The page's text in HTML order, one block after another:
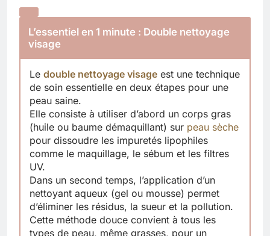
L’essentiel en 1 minute : Double nettoyage
visage
Le double nettoyage visage est une technique
de soin essentielle en deux étapes pour une
peau saine.
Elle consiste à utiliser d’abord un corps gras
(huile ou baume démaquillant) sur peau sèche
pour dissoudre les impuretés lipophiles
comme le maquillage, le sébum et les filtres
UV.
Dans un second temps, l’application d’un
nettoyant aqueux (gel ou mousse) permet
d’éliminer les résidus, la sueur et la pollution.
Cette méthode douce convient à tous les
types de peau, même grasses, pour un